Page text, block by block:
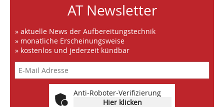
AT Newsletter
» aktuelle News der Aufbereitungstechnik
» monatliche Erscheinungsweise
» kostenlos und jederzeit kündbar
Anti-Roboter-Verifizierung
Hier klicken